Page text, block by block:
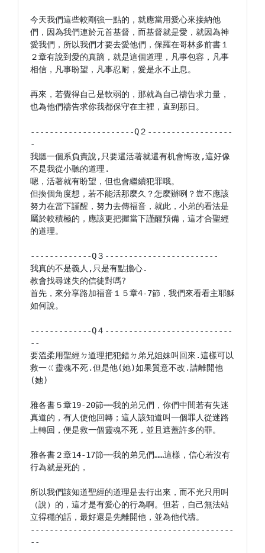
今天我們這些較剛強一點的，就應當用愛心來接納他
們，因為我們連於元首基督，而基督就是愛，就因為神
愛我們，所以我們才要去愛他們，保羅在哥林多前書１
２章有說到愛的真蹢，就是這個道理，凡事包容，凡事
相信，凡事盼望，凡事忍耐，愛是永不止息。
再來，若覺得自己是軟弱的，那就為自己禱告求力量，
也為他們禱告求你我都保守在主裡，直到那日。
----------------------Q２------------------
-
我聽一個系負責說,只要還活著就還有机會悔改,這好像
不是我從小聽的道理.
嗯，活著就有盼望，但也會繼續犯罪哦。
但換個角度想，若不能活那麼久？怎麼辦咧？豈不應該
努力在當下謹醒，努力去傳福音，就此，小弟的看法是
屬於較積極的，應該更把握當下謹醒預備，這才合聖經
的道理。
-------------Q３------------------------
我真的不是義人,只是有點擔心.
教會找尋迷失的信徒對嗎?
首先，來分享路加福音１５章4-7節，我們來看看主耶穌
如何說。
-------------Q４---------------------------
--
要溫柔用聖經ㄉ道理把犯錯ㄉ弟兄姐妹叫回來.這樣可以
救一ㄍ靈魂不死.但是他(她)如果質意不改.請離開他
(她)
雅各書５章19-20節──我的弟兄們，你們中間若有失迷
真道的，有人使他回轉；這人該知道叫一個罪人從迷路
上轉回，便是救一個靈魂不死，並且遮蓋許多的罪。
雅各書２章14-17節──我的弟兄們……這樣，信心若沒有
行為就是死的，
所以我們該知道聖經的道理是去行出來，而不光只用叫
（說）的，這才是有愛心的行為啊。但若，自己無法站
立得穩的話，最好還是先離開他，並為他代禱。
-------------------------------------------
--